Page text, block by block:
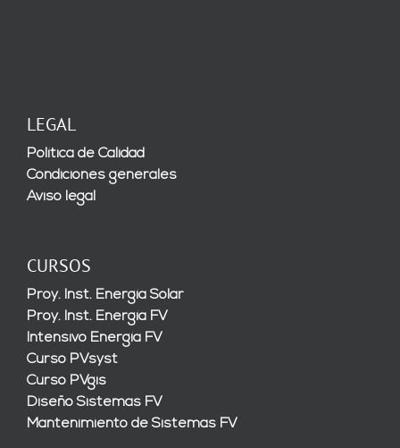
LEGAL
Política de Calidad
Condiciones generales
Aviso legal
CURSOS
Proy. Inst. Energía Solar
Proy. Inst. Energía FV
Intensivo Energía FV
Curso PVsyst
Curso PVgis
Diseño Sistemas FV
Mantenimiento de Sistemas FV